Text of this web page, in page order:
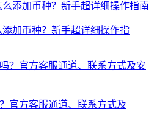
添加币种？新手超详细操作指
官方客服通道、联系方式及